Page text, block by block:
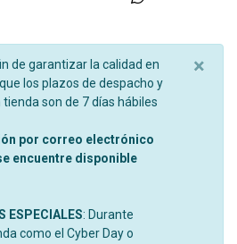
de garantizar la calidad en
los plazos de despacho y
son de 7 días hábiles
por correo electrónico
encuentre disponible
ESPECIALES: Durante
como el Cyber Day o
×